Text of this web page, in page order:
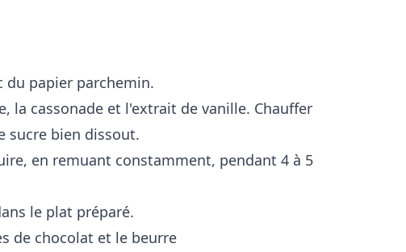
du papier parchemin.
la cassonade et l'extrait de vanille. Chauffer
sucre bien dissout.
en remuant constamment, pendant 4 à 5
le plat préparé.
de chocolat et le beurre